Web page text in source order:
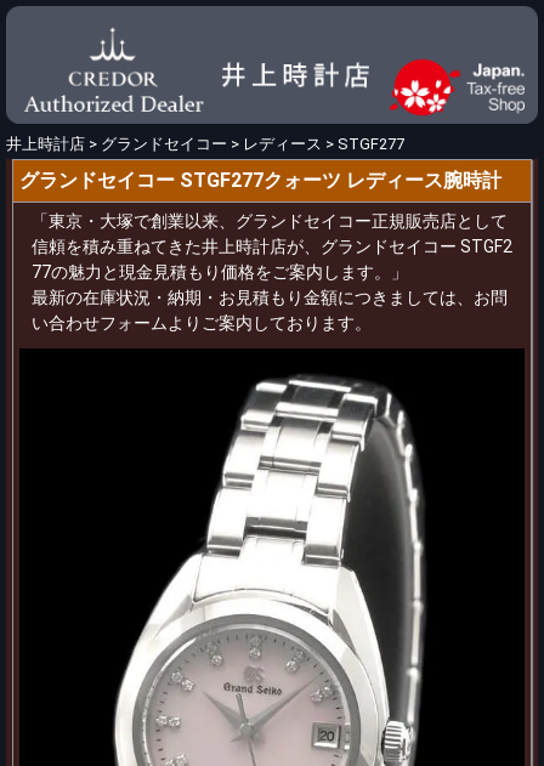
井上時計店 > グランドセイコー > レディース > STGF277
グランドセイコー STGF277クォーツ レディース腕時計
「東京・大塚で創業以来、グランドセイコー正規販売店として
信頼を積み重ねてきた井上時計店が、グランドセイコー STGF2
77の魅力と現金見積もり価格をご案内します。」
最新の在庫状況・納期・お見積もり金額につきましては、お問
い合わせフォームよりご案内しております。